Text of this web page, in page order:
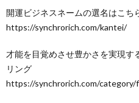
開運ビジネスネームの選名はこち
https://synchrorich.com/kantei/
才能を目覚めさせ豊かさを実現す
リング
https://synchrorich.com/